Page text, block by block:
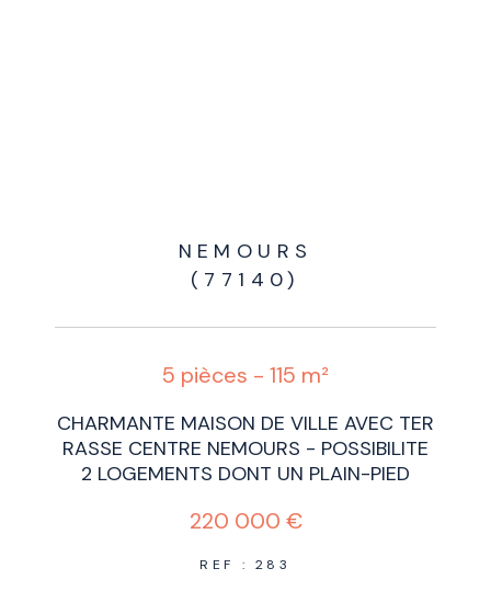
NEMOURS
(77140)
5 pièces - 115 m²
CHARMANTE MAISON DE VILLE AVEC TER
RASSE CENTRE NEMOURS - POSSIBILITE
2 LOGEMENTS DONT UN PLAIN-PIED
220 000 €
REF : 283